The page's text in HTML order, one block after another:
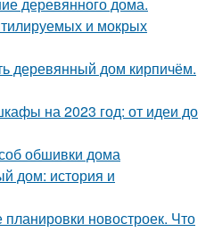
и мокрых
деревянный дом кирпичём.
на 2023 год: от идеи до
обшивки дома
дом: история и
новостроек. Что